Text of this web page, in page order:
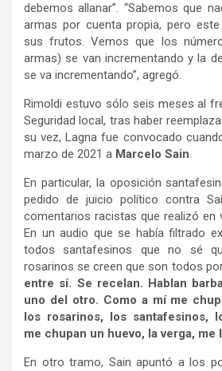
debemos allanar”. “Sabemos que
armas por cuenta propia, pero
sus frutos. Vemos que los
armas) se van incrementando y la
se va incrementando”, agregó.
Rimoldi estuvo sólo seis meses al
Seguridad local, tras haber
su vez, Lagna fue convocado
marzo de 2021 a Marcelo Sain.
En particular, la oposición
pedido de juicio político contra
comentarios racistas que realizó en
En un audio que se había filtrado
todos santafesinos que no sé
rosarinos se creen que son todos
entre sí. Se recelan. Hablan
uno del otro. Como a mí me
los rosarinos, los santafesinos,
me chupan un huevo, la verga, me
En otro tramo, Sain apuntó a los